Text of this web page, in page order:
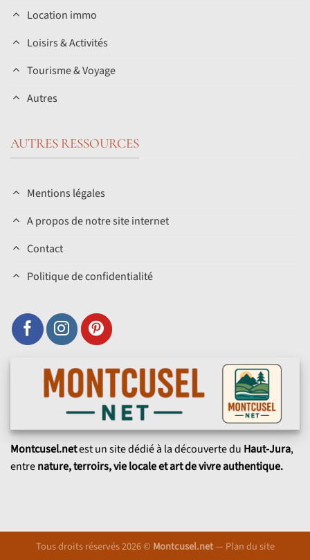
Location immo
Loisirs & Activités
Tourisme & Voyage
Autres
AUTRES RESSOURCES
Mentions légales
A propos de notre site internet
Contact
Politique de confidentialité
Montcusel.netest un site dédié à la découverte du Haut-Jura,
entrenature, terroirs, vie locale et art de vivre authentique.
Tous droits réservés 2026 © Montcusel.net— Plan du site